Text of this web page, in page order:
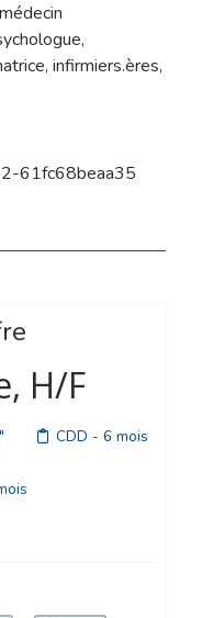
infirmiers.ères,
61fc68beaa35
H/F
CDD - 6 mois